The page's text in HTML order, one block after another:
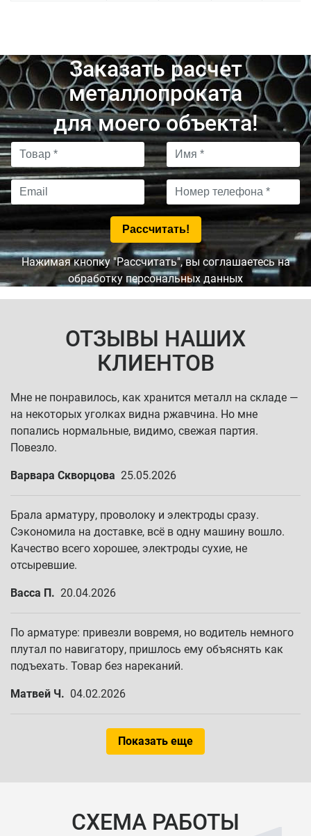
Заказать расчет
металлопроката
для моего объекта!
Нажимая кнопку "Рассчитать", вы соглашаетесь на
обработку персональных данных
ОТЗЫВЫ НАШИХ
КЛИЕНТОВ
Мне не понравилось, как хранится металл на складе —
на некоторых уголках видна ржавчина. Но мне
попались нормальные, видимо, свежая партия.
Повезло.
Варвара Скворцова 25.05.2026
Брала арматуру, проволоку и электроды сразу.
Сэкономила на доставке, всё в одну машину вошло.
Качество всего хорошее, электроды сухие, не
отсыревшие.
Васса П. 20.04.2026
По арматуре: привезли вовремя, но водитель немного
плутал по навигатору, пришлось ему объяснять как
подъехать. Товар без нареканий.
Матвей Ч. 04.02.2026
Показать еще
СХЕМА РАБОТЫ